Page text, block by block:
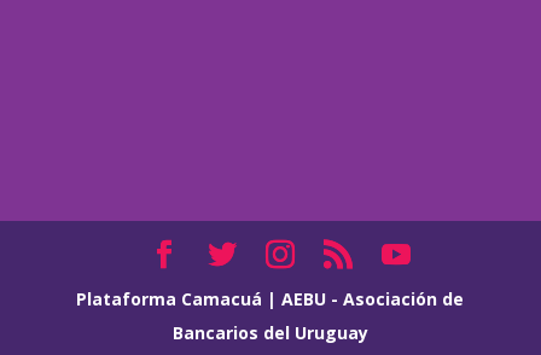
Plataforma Camacuá |AEBU - Asociación de
Bancarios del Uruguay